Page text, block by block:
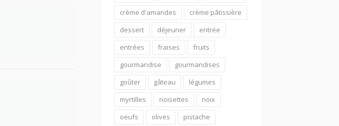
crème d'amandes
crème pâtissière
dessert
déjeuner
entrée
entrées
fraises
fruits
gourmandise
gourmandises
goûter
gâteau
légumes
myrtilles
noisettes
noix
oeufs
olives
pistache